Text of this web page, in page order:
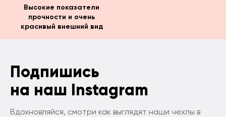
Высокие показатели
прочности и очень
красивый внешний вид
Подпишись
на наш Instagram
Вдохновляйся, смотри как выглядят наши чехлы в